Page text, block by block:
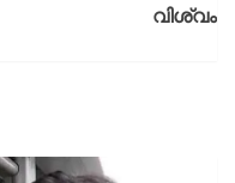
വിശ്വം